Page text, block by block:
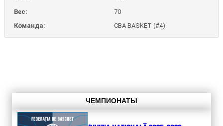
Вес:
70
Команда:
CBA BASKET (#4)
ЧЕМПИОНАТЫ